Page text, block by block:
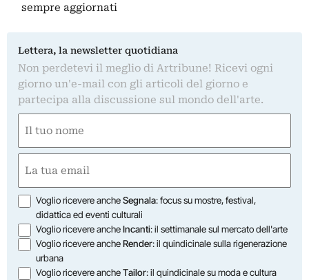
sempre aggiornati
Lettera, la newsletter quotidiana
Non perdetevi il meglio di Artribune! Ricevi ogni
giorno un'e-mail con gli articoli del giorno e
partecipa alla discussione sul mondo dell'arte.
(Required)
First
(Required)
Opzioni
Voglio ricevere ancheSegnala: focus su mostre, festival,
didattica ed eventi culturali
Voglio ricevere ancheIncanti: il settimanale sul mercato dell'arte
Voglio ricevere ancheRender: il quindicinale sulla rigenerazione
urbana
Voglio ricevere ancheTailor: il quindicinale su moda e cultura